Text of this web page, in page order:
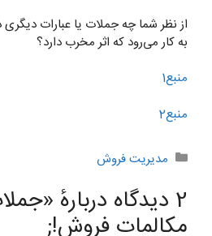
از نظر شما چه جملات یا عبارات
به کار می‌رود که اثر مخرب دارد؟
منبع1
منبع2
دسته‌ها
مدیریت فروش
2 دیدگاه دربارهٔ
مکالمات فروش!;